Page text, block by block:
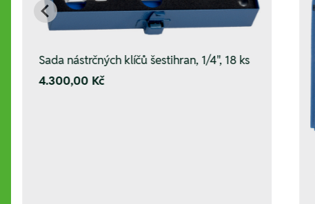
Sada nástrčných klíčů šestihran, 1/4", 18 ks
4.300,00 Kč